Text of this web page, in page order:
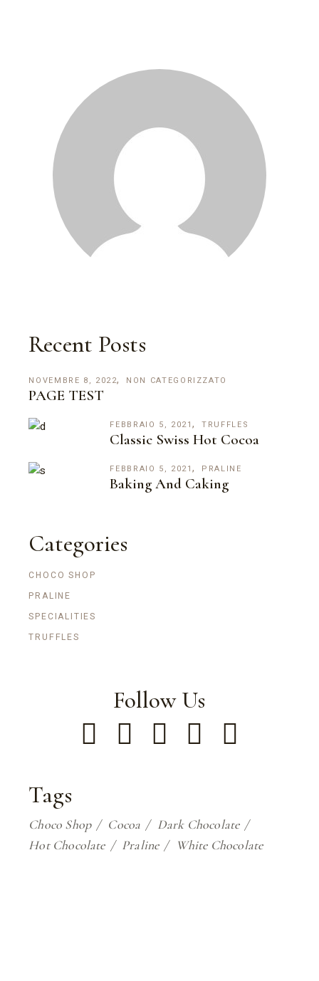
Recent Posts
NOVEMBRE 8, 2022 NON CATEGORIZZATO
PAGE TEST
FEBBRAIO 5, 2021 TRUFFLES
Classic Swiss Hot Cocoa
FEBBRAIO 5, 2021 PRALINE
Baking And Caking
Categories
CHOCO SHOP
PRALINE
SPECIALITIES
TRUFFLES
Follow Us
Tags
Choco Shop Cocoa
Dark Chocolate
Hot Chocolate
Praline White Chocolate